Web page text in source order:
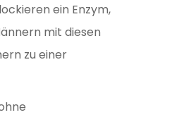
ein Enzym,
mit diesen
zu einer